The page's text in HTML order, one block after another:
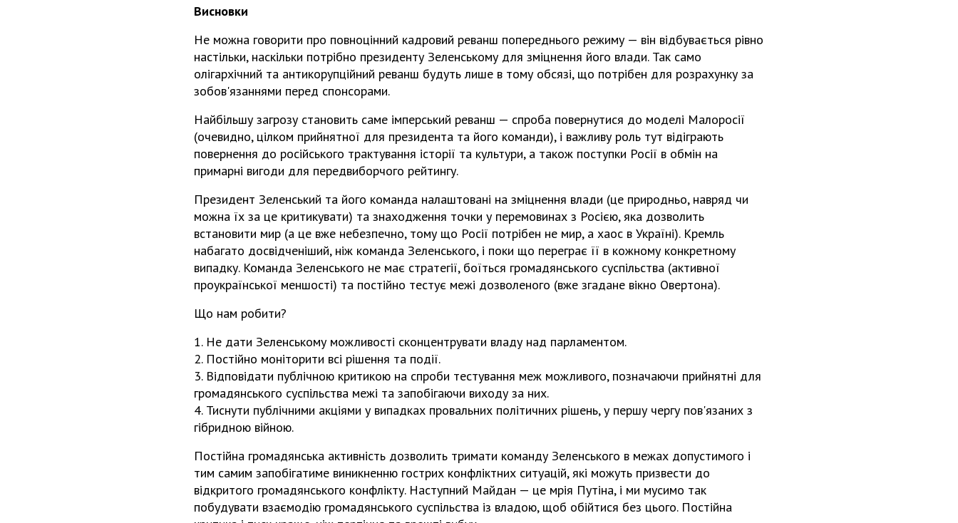
Висновки
Не можна говорити про повноцінний кадровий реванш попереднього режиму — він відбувається рівно
настільки, наскільки потрібно президенту Зеленському для зміцнення його влади. Так само
олігархічний та антикорупційний реванш будуть лише в тому обсязі, що потрібен для розрахунку за
зобов'язаннями перед спонсорами.
Найбільшу загрозу становить саме імперський реванш — спроба повернутися до моделі Малоросії
(очевидно, цілком прийнятної для президента та його команди), і важливу роль тут відіграють
повернення до російського трактування історії та культури, а також поступки Росії в обмін на
примарні вигоди для передвиборчого рейтингу.
Президент Зеленський та його команда налаштовані на зміцнення влади (це природньо, навряд чи
можна їх за це критикувати) та знаходження точки у перемовинах з Росією, яка дозволить
встановити мир (а це вже небезпечно, тому що Росії потрібен не мир, а хаос в Україні). Кремль
набагато досвідченіший, ніж команда Зеленського, і поки що переграє її в кожному конкретному
випадку. Команда Зеленського не має стратегії, боїться громадянського суспільства (активної
проукраїнської меншості) та постійно тестує межі дозволеного (вже згадане вікно Овертона).
Що нам робити?
1. Не дати Зеленському можливості сконцентрувати владу над парламентом.
2. Постійно моніторити всі рішення та події.
3. Відповідати публічною критикою на спроби тестування меж можливого, позначаючи прийнятні для
громадянського суспільства межі та запобігаючи виходу за них.
4. Тиснути публічними акціями у випадках провальних політичних рішень, у першу чергу пов'язаних з
гібридною війною.
Постійна громадянська активність дозволить тримати команду Зеленського в межах допустимого і
тим самим запобігатиме виникненню гострих конфліктних ситуацій, які можуть призвести до
відкритого громадянського конфлікту. Наступний Майдан — це мрія Путіна, і ми мусимо так
побудувати взаємодію громадянського суспільства із владою, щоб обійтися без цього. Постійна